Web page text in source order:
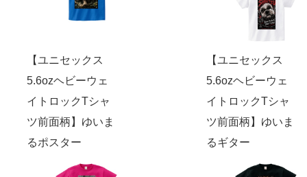
【ユニセックス
5.6ozヘビーウェ
イトロックTシャ
ツ前面柄】ゆいま
るポスター
【ユニセックス
5.6ozヘビーウェ
イトロックTシャ
ツ前面柄】ゆいま
るギター